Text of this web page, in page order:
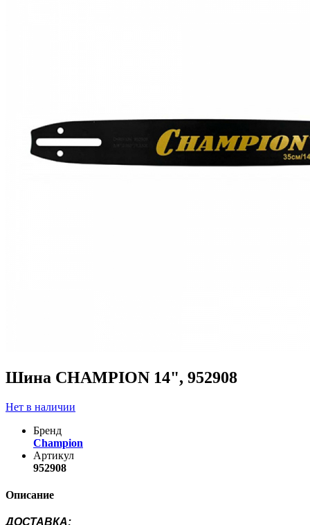
Шина CHAMPION 14", 952908
Нет в наличии
Бренд
Champion
Артикул
952908
Описание
ДОСТАВКА: